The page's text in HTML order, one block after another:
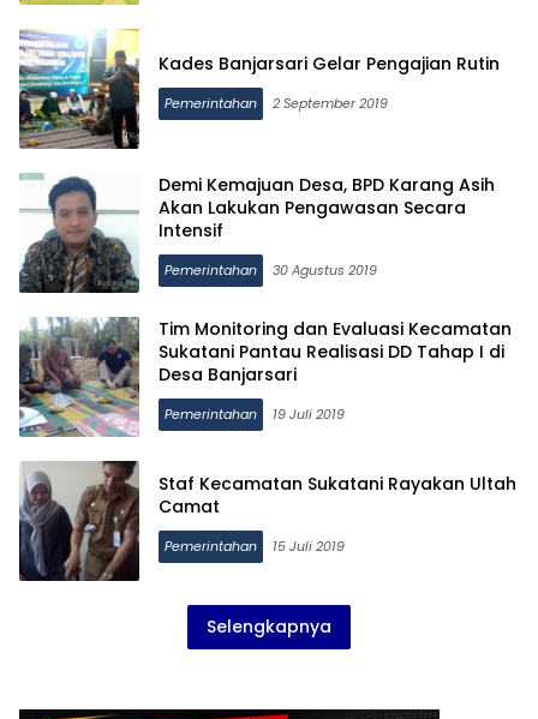
Kades Banjarsari Gelar Pengajian Rutin
Pemerintahan 2 September 2019
Demi Kemajuan Desa, BPD Karang Asih
Akan Lakukan Pengawasan Secara
Intensif
Pemerintahan 30 Agustus 2019
Tim Monitoring dan Evaluasi Kecamatan
Sukatani Pantau Realisasi DD Tahap I di
Desa Banjarsari
Pemerintahan 19 Juli 2019
Staf Kecamatan Sukatani Rayakan Ultah
Camat
Pemerintahan 15 Juli 2019
Selengkapnya